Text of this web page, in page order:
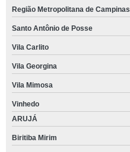
Região Metropolitana de Campinas
Santo Antônio de Posse
Vila Carlito
Vila Georgina
Vila Mimosa
Vinhedo
ARUJÁ
Biritiba Mirim